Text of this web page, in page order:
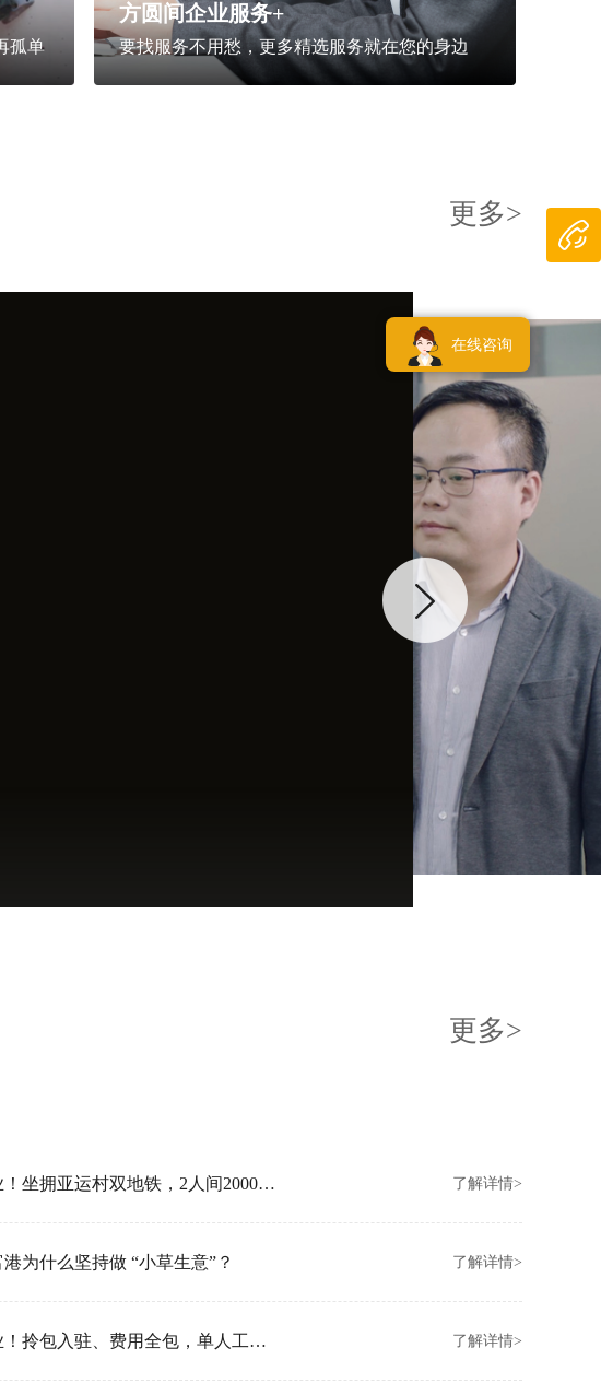
孤单
方圆间企业服务+
要找服务不用愁，更多精选服务就在您的身边
更多>
更多>
创富港北京朝阳新店开业！坐拥亚运村双地铁，2人间2000元/月起 了解详情>
为什么坚持做 “小草生意”？ 了解详情>
创富港香港金钟新店开业！拎包入驻、费用全包，单人工位3000/月 了解详情>
在线咨询